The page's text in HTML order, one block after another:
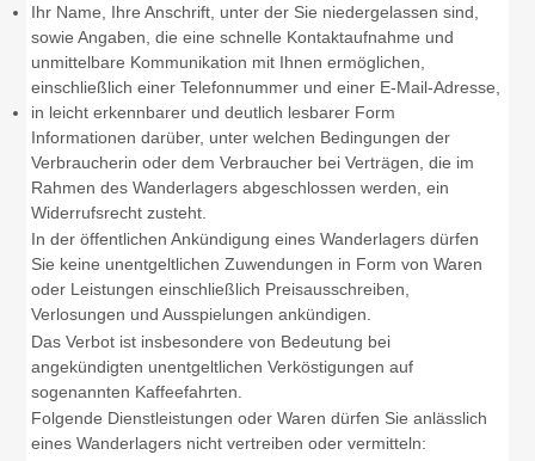
Ihr Name, Ihre Anschrift, unter der Sie niedergelassen sind,
sowie Angaben, die eine schnelle Kontaktaufnahme und
unmittelbare Kommunikation mit Ihnen ermöglichen,
einschließlich einer Telefonnummer und einer E-Mail-Adresse,
in leicht erkennbarer und deutlich lesbarer Form
Informationen darüber, unter welchen Bedingungen der
Verbraucherin oder dem Verbraucher bei Verträgen, die im
Rahmen des Wanderlagers abgeschlossen werden, ein
Widerrufsrecht zusteht.
In der öffentlichen Ankündigung eines Wanderlagers dürfen
Sie keine unentgeltlichen Zuwendungen in Form von Waren
oder Leistungen einschließlich Preisausschreiben,
Verlosungen und Ausspielungen ankündigen.
Das Verbot ist insbesondere von Bedeutung bei
angekündigten unentgeltlichen Verköstigungen auf
sogenannten Kaffeefahrten.
Folgende Dienstleistungen oder Waren dürfen Sie anlässlich
eines Wanderlagers nicht vertreiben oder vermitteln: